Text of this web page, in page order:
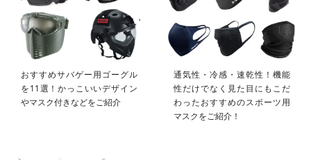
おすすめサバゲー用ゴーグル
を11選！かっこいいデザイン
やマスク付きなどをご紹介
通気性・冷感・速乾性！機能
性だけでなく見た目にもこだ
わったおすすめのスポーツ用
マスクをご紹介！